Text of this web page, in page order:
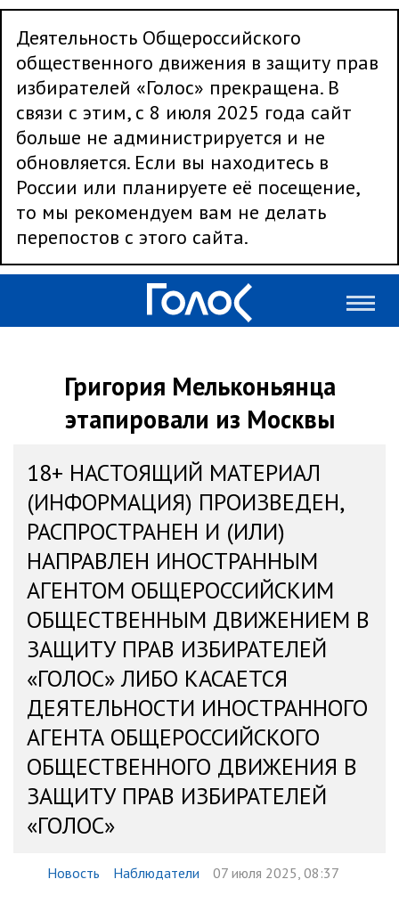
Деятельность Общероссийского
общественного движения в защиту прав
избирателей «Голос» прекращена. В
связи с этим, с 8 июля 2025 года сайт
больше не администрируется и не
обновляется. Если вы находитесь в
России или планируете её посещение,
то мы рекомендуем вам не делать
перепостов с этого сайта.
Григория Мельконьянца
этапировали из Москвы
18+ НАСТОЯЩИЙ МАТЕРИАЛ
(ИНФОРМАЦИЯ) ПРОИЗВЕДЕН,
РАСПРОСТРАНЕН И (ИЛИ)
НАПРАВЛЕН ИНОСТРАННЫМ
АГЕНТОМ ОБЩЕРОССИЙСКИМ
ОБЩЕСТВЕННЫМ ДВИЖЕНИЕМ В
ЗАЩИТУ ПРАВ ИЗБИРАТЕЛЕЙ
«ГОЛОС» ЛИБО КАСАЕТСЯ
ДЕЯТЕЛЬНОСТИ ИНОСТРАННОГО
АГЕНТА ОБЩЕРОССИЙСКОГО
ОБЩЕСТВЕННОГО ДВИЖЕНИЯ В
ЗАЩИТУ ПРАВ ИЗБИРАТЕЛЕЙ
«ГОЛОС»
Новость Наблюдатели 07 июля 2025, 08:37